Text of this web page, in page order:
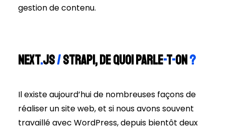
gestion de contenu.
Next.js/Strapi, de quoi parle-t-on?
Il existe aujourd’hui de nombreuses façons de
réaliser un site web, et si nous avons souvent
travaillé avec WordPress, depuis bientôt deux